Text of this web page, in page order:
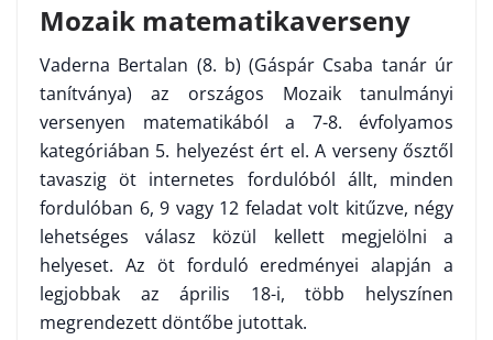
Mozaik matematikaverseny
Vaderna Bertalan (8. b) (Gáspár Csaba tanár úr
tanítványa) az országos Mozaik tanulmányi
versenyen matematikából a 7-8. évfolyamos
kategóriában 5. helyezést ért el. A verseny ősztől
tavaszig öt internetes fordulóból állt, minden
fordulóban 6, 9 vagy 12 feladat volt kitűzve, négy
lehetséges válasz közül kellett megjelölni a
helyeset. Az öt forduló eredményei alapján a
legjobbak az április 18-i, több helyszínen
megrendezett döntőbe jutottak.